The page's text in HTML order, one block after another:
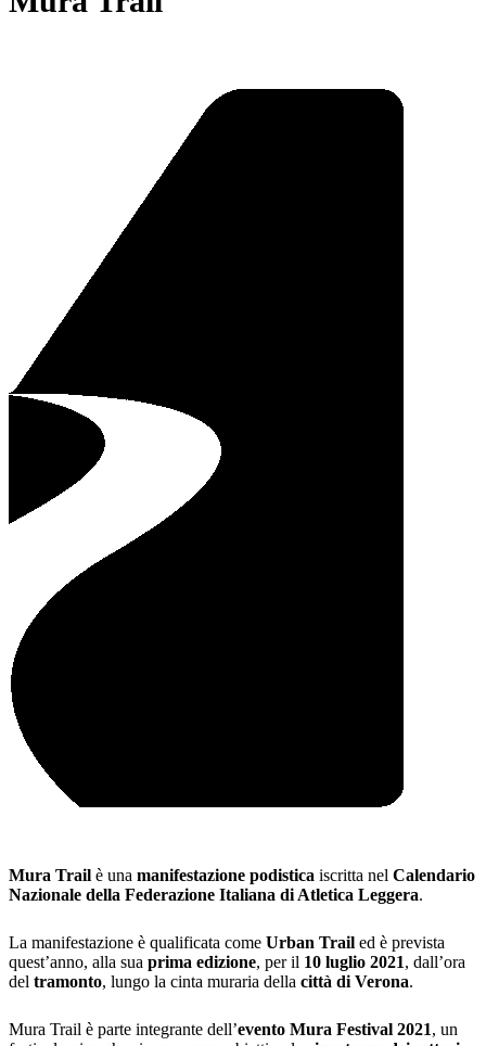
Mura Trail è una manifestazione podistica iscritta nel Calendario
Nazionale della Federazione Italiana di Atletica Leggera.
La manifestazione è qualificata come Urban Trail ed è prevista
quest’anno, alla sua prima edizione, per il 10 luglio 2021, dall’ora
del tramonto, lungo la cinta muraria della città di Verona.
Mura Trail è parte integrante dell’evento Mura Festival 2021, un